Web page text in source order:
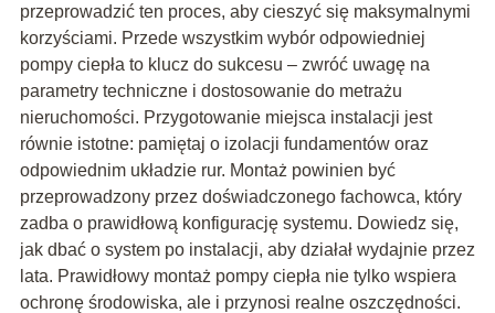
przeprowadzić ten proces, aby cieszyć się maksymalnymi
korzyściami. Przede wszystkim wybór odpowiedniej
pompy ciepła to klucz do sukcesu – zwróć uwagę na
parametry techniczne i dostosowanie do metrażu
nieruchomości. Przygotowanie miejsca instalacji jest
równie istotne: pamiętaj o izolacji fundamentów oraz
odpowiednim układzie rur. Montaż powinien być
przeprowadzony przez doświadczonego fachowca, który
zadba o prawidłową konfigurację systemu. Dowiedz się,
jak dbać o system po instalacji, aby działał wydajnie przez
lata. Prawidłowy montaż pompy ciepła nie tylko wspiera
ochronę środowiska, ale i przynosi realne oszczędności.